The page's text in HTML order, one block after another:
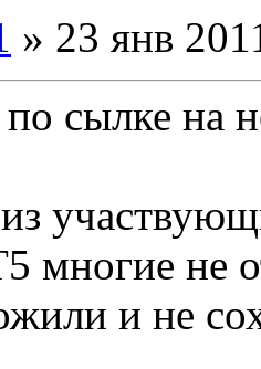
» 23 янв
сылке на
многие не
и не